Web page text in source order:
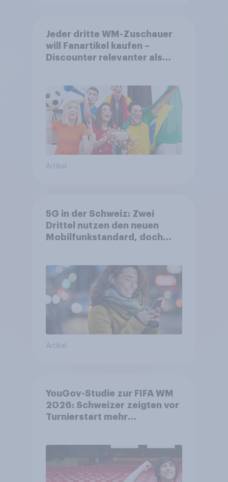
Jeder dritte WM-Zuschauer
will Fanartikel kaufen –
Discounter relevanter als
Artikel
5G in der Schweiz: Zwei
Drittel nutzen den neuen
Mobilfunkstandard, doch
Artikel
YouGov-Studie zur FIFA WM
2026: Schweizer zeigten vor
Turnierstart mehr